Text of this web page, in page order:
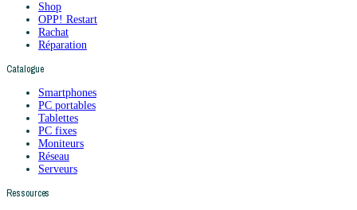
Shop
OPP! Restart
Rachat
Réparation
Catalogue
Smartphones
PC portables
Tablettes
PC fixes
Moniteurs
Réseau
Serveurs
Ressources